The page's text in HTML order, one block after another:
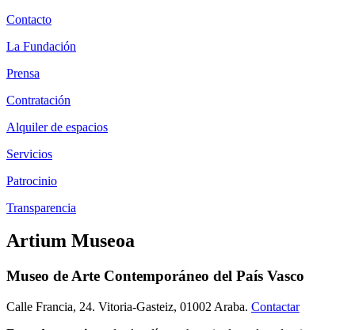
Contacto
La Fundación
Prensa
Contratación
Alquiler de espacios
Servicios
Patrocinio
Transparencia
Artium Museoa
Museo de Arte Contemporáneo del País Vasco
Calle Francia, 24. Vitoria-Gasteiz, 01002 Araba. Contactar